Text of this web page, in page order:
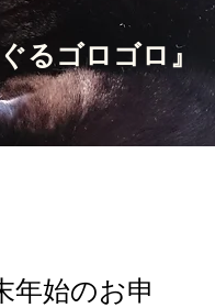
るゴロゴロ』
年始のお申